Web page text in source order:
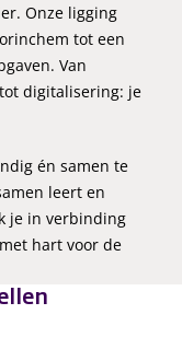
Onze ligging
tot een
Van
digitalisering: je
én samen te
leert en
je in verbinding
hart voor de